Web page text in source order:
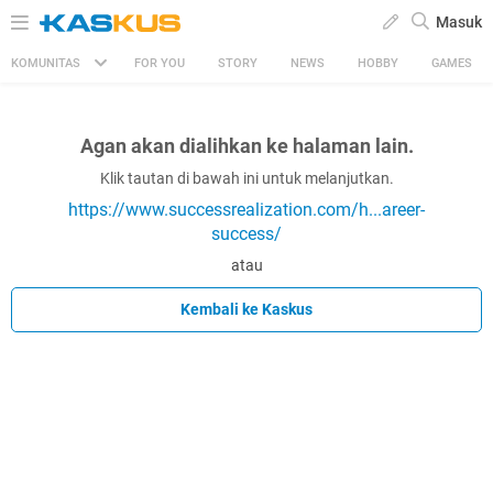
Masuk
KOMUNITAS FOR YOU STORY NEWS HOBBY GAMES
Agan akan dialihkan ke halaman lain.
Klik tautan di bawah ini untuk melanjutkan.
https://www.successrealization.com/h...areer-
success/
atau
Kembali ke Kaskus